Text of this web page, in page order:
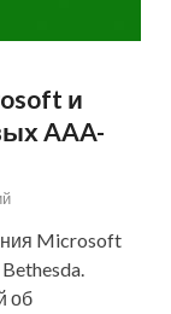
и
AAA-
Microsoft
об